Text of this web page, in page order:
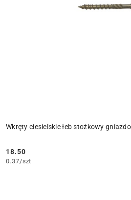
Wkręty ciesielskie łeb stożkowy
Cena:
18.50
0.37/szt